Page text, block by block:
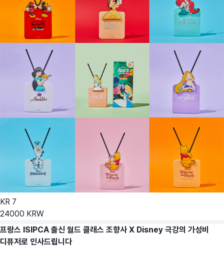
KR 7
24000 KRW
프랑스 ISIPCA 출신 월드 클래스 조향사 X Disney 극강의 가성비
디퓨저로 인사드립니다